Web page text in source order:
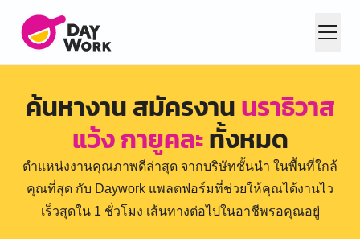
ค้นหางาน สมัครงานนราธิวาส
แว้ง กายูคละทั้งหมด
ตำแหน่งงานคุณภาพดีล่าสุด จากบริษัทชั้นนำ ในพื้นที่ใกล้
คุณที่สุด กับ Daywork แพลตฟอร์มที่ช่วยให้คุณได้งานไว
เร็วสุดใน 1 ชั่วโมง เส้นทางต่อไปในอาชีพรอคุณอยู่